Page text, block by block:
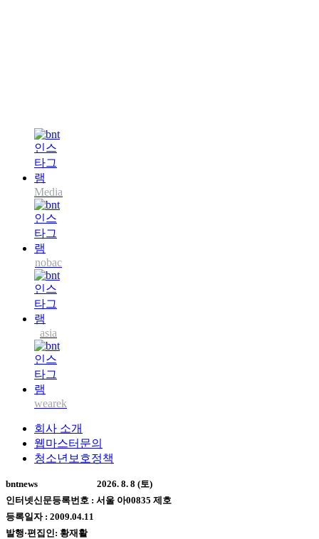
Media
nobac
asia
wearek
회사 소개
웹마스터문의
청소년보호정책
bntnews
2026. 8. 8 (토)
인터넷신문등록번호 : 서울 아00835 제호
등록일자 : 2009.04.11
발행·편집인: 황재활